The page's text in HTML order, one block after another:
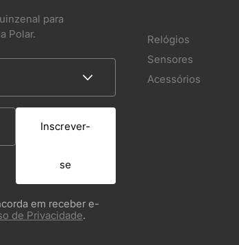
para
Polar.
Inscrever-
se
em receber e-
de Privacidade.
Relógios
Sensores
Acessórios